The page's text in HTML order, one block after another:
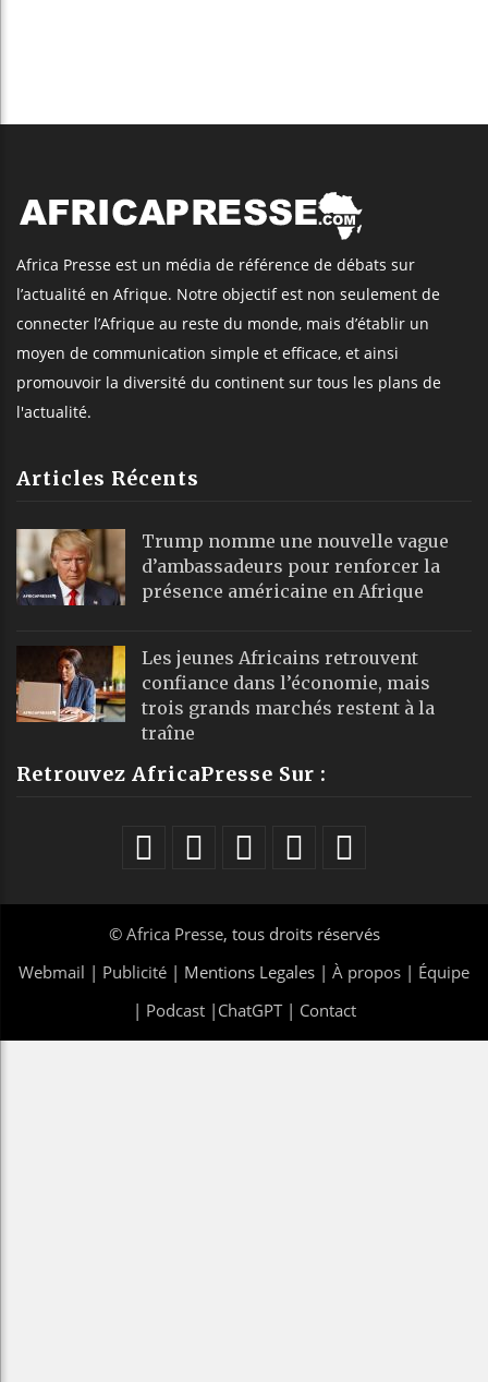
Africa Presse est un média de référence de débats sur
l’actualité en Afrique. Notre objectif est non seulement de
connecter l’Afrique au reste du monde, mais d’établir un
moyen de communication simple et efficace, et ainsi
promouvoir la diversité du continent sur tous les plans de
l'actualité.
Articles Récents
Trump nomme une nouvelle vague
d’ambassadeurs pour renforcer la
présence américaine en Afrique
Les jeunes Africains retrouvent
confiance dans l’économie, mais
trois grands marchés restent à la
traîne
Retrouvez AfricaPresse Sur :
© Africa Presse, tous droits réservés
Webmail | Publicité | Mentions Legales | À propos | Équipe
| Podcast| ChatGPT| Contact